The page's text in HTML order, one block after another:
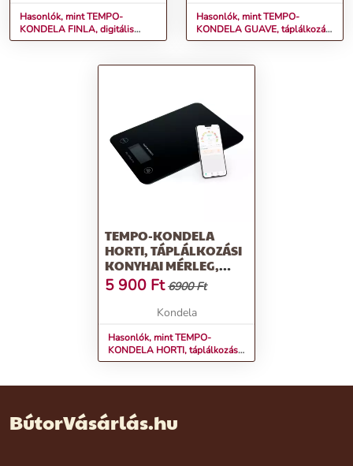
Hasonlók, mint TEMPO-
KONDELA FINLA, digitális
konyhai mérleg, ezüst,
Hasonlók, mint TEMPO-
KONDELA GUAVE, táplálkozási
konyhai mérleg, rozsdamentes
TEMPO-KONDELA
HORTI, TÁPLÁLKOZÁSI
KONYHAI MÉRLEG,
FEKETE, ÜVEG
5 900 Ft 6900 Ft
Kondela
Hasonlók, mint TEMPO-
KONDELA HORTI, táplálkozási
konyhai mérleg, fekete, üveg
BútorVásárlás.hu